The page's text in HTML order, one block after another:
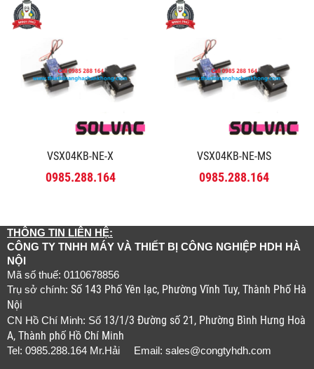
VSX04KB-NE-X
0985.288.164
VSX04KB-NE-MS
0985.288.164
THÔNG TIN LIÊN HỆ:
CÔNG TY TNHH MÁY VÀ THIẾT BỊ CÔNG NGHIỆP HDH HÀ
NỘI
Mã số thuế: 0110678856
Trụ sở chính: Số 143 Phố Yên lạc, Phường Vĩnh Tuy, Thành Phố Hà
Nội
CN Hồ Chí Minh: Số 13/1/3 Đường số 21, Phường Bình Hưng Hoà
A, Thành phố Hồ Chí Minh
Tel: 0985.288.164 Mr.Hải Email: sales@congtyhdh.com